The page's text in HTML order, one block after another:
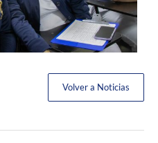
Volver a Noticias